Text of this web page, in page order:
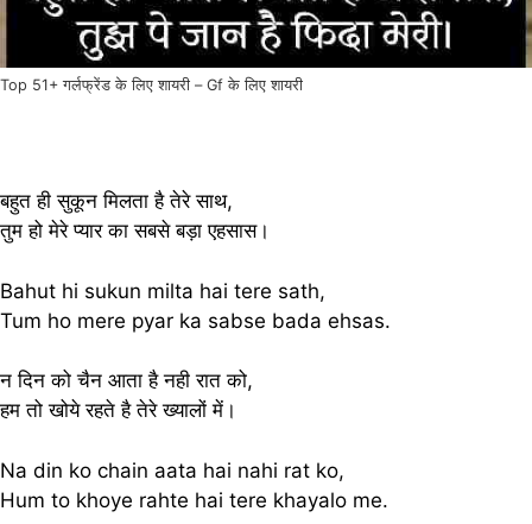
Top 51+ गर्लफ्रेंड के लिए शायरी – Gf के लिए शायरी
बहुत ही सुकून मिलता है तेरे साथ,
तुम हो मेरे प्यार का सबसे बड़ा एहसास।
Bahut hi sukun milta hai tere sath,
Tum ho mere pyar ka sabse bada ehsas.
न दिन को चैन आता है नही रात को,
हम तो खोये रहते है तेरे ख्यालों में।
Na din ko chain aata hai nahi rat ko,
Hum to khoye rahte hai tere khayalo me.